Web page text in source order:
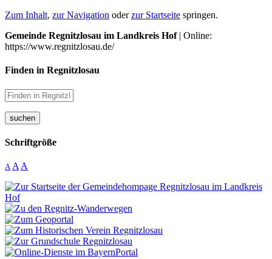
Zum Inhalt, zur Navigation oderzur Startseite springen.
Gemeinde Regnitzlosau im Landkreis Hof| Online:
https://www.regnitzlosau.de/
Finden in Regnitzlosau
suchen
Schriftgröße
A A A